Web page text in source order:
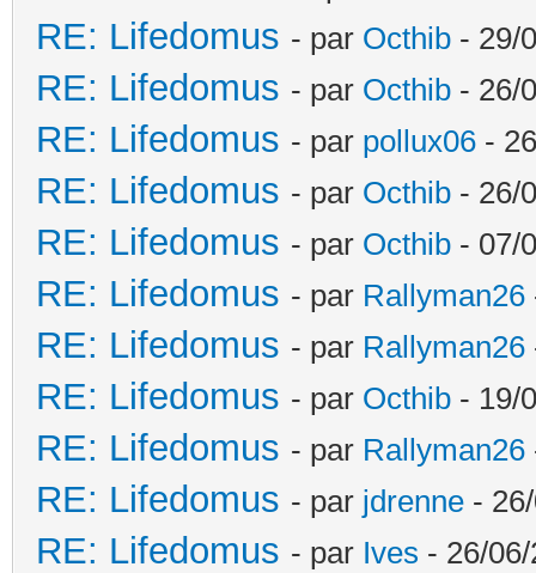
RE: Lifedomus - par Octhib - 29/
RE: Lifedomus - par Octhib - 26/
RE: Lifedomus - par pollux06 -
RE: Lifedomus - par Octhib - 26/
RE: Lifedomus - par Octhib - 07/
RE: Lifedomus - par Rallyman26
RE: Lifedomus - par Rallyman26
RE: Lifedomus - par Octhib - 19/
RE: Lifedomus - par Rallyman26
RE: Lifedomus - par jdrenne -
RE: Lifedomus - par Ives - 26/